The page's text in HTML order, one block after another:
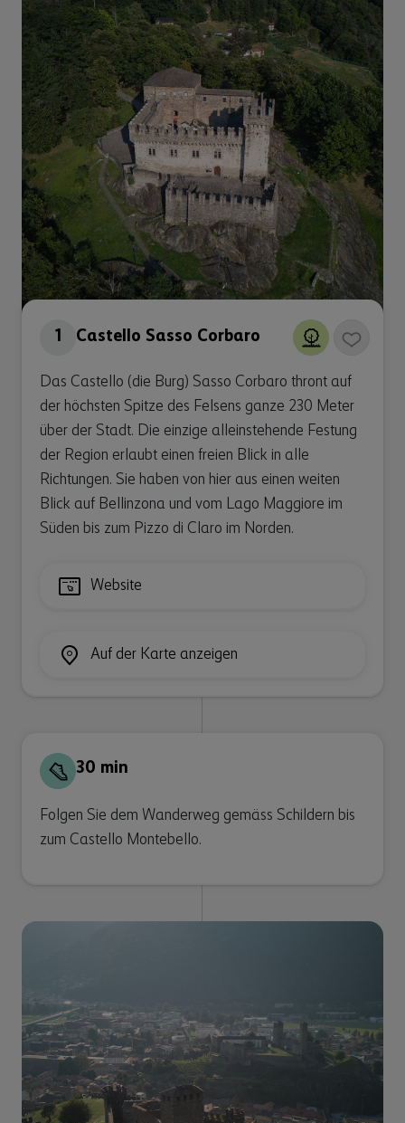
1 Castello Sasso Corbaro
Das Castello (die Burg) Sasso Corbaro thront auf
der höchsten Spitze des Felsens ganze 230 Meter
über der Stadt. Die einzige alleinstehende Festung
der Region erlaubt einen freien Blick in alle
Richtungen. Sie haben von hier aus einen weiten
Blick auf Bellinzona und vom Lago Maggiore im
Süden bis zum Pizzo di Claro im Norden.
Website
Auf der Karte anzeigen
30 min
Folgen Sie dem Wanderweg gemäss Schildern bis
zum Castello Montebello.